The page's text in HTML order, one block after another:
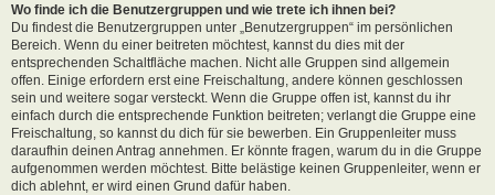
Wo finde ich die Benutzergruppen und wie trete ich ihnen bei?
Du findest die Benutzergruppen unter „Benutzergruppen“ im persönlichen
Bereich. Wenn du einer beitreten möchtest, kannst du dies mit der
entsprechenden Schaltfläche machen. Nicht alle Gruppen sind allgemein
offen. Einige erfordern erst eine Freischaltung, andere können geschlossen
sein und weitere sogar versteckt. Wenn die Gruppe offen ist, kannst du ihr
einfach durch die entsprechende Funktion beitreten; verlangt die Gruppe eine
Freischaltung, so kannst du dich für sie bewerben. Ein Gruppenleiter muss
daraufhin deinen Antrag annehmen. Er könnte fragen, warum du in die Gruppe
aufgenommen werden möchtest. Bitte belästige keinen Gruppenleiter, wenn er
dich ablehnt, er wird einen Grund dafür haben.